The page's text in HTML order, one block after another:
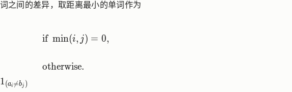
之间的差异，取距离最小的单词作为
\max(i,j) & \text{ if } \min(i,j)=0, \\ \min
1(ai ≠bj )
if min(i, j) = 0,
otherwise.